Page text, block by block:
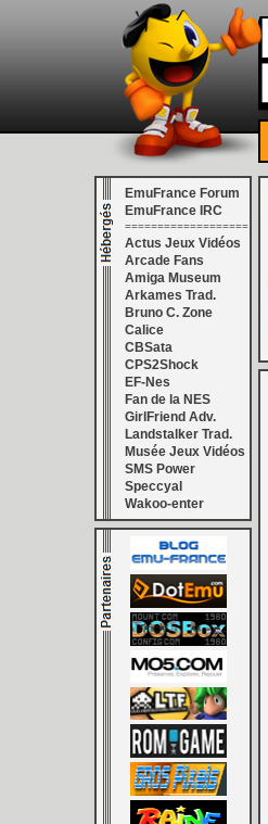
EmuFrance Forum
EmuFrance IRC
===================
Actus Jeux Vidéos
Arcade Fans
Amiga Museum
Arkames Trad.
Bruno C. Zone
Calice
CBSata
CPS2Shock
EF-Nes
Fan de la NES
GirlFriend Adv.
Landstalker Trad.
Musée Jeux Vidéos
SMS Power
Speccyal
Wakoo-enter